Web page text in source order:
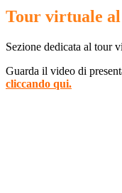
Tour virtuale
Sezione dedicata al tour
Guarda il video di
cliccando qui.